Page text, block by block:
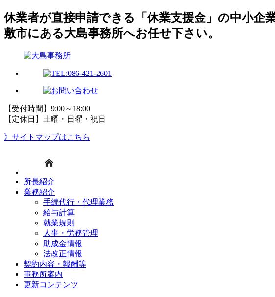
休業者が直接申請できる「休業支援金」の中小企
敷市にある大島事務所へお任せ下さい。
【受付時間】9:00～18:00
【定休日】土曜・日曜・祝日
》サイトマップはこちら
所長紹介
業務紹介
手続代行・代理業務
給与計算
就業規則
人事・労務管理
助成金情報
法改正情報
契約内容・報酬等
事務所案内
更新コンテンツ